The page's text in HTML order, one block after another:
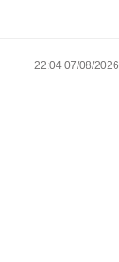
07/08/2026 22:04